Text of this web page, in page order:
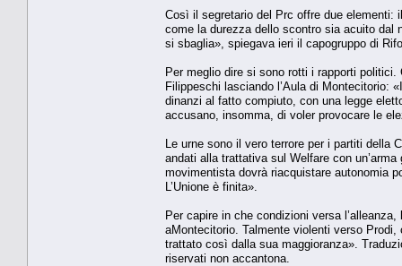
Così il segretario del Prc offre due elementi:
come la durezza dello scontro sia acuito dal
si sbaglia», spiegava ieri il capogruppo di
Per meglio dire si sono rotti i rapporti
Filippeschi lasciando l’Aula di Montecitorio:
dinanzi al fatto compiuto, con una legge
accusano, insomma, di voler provocare le
Le urne sono il vero terrore per i partiti della
andati alla trattativa sul Welfare con
movimentista dovrà riacquistare autonomia
L’Unione è finita».
Per capire in che condizioni versa
aMontecitorio. Talmente violenti verso
trattato così dalla sua maggioranza».
riservati non accantona.